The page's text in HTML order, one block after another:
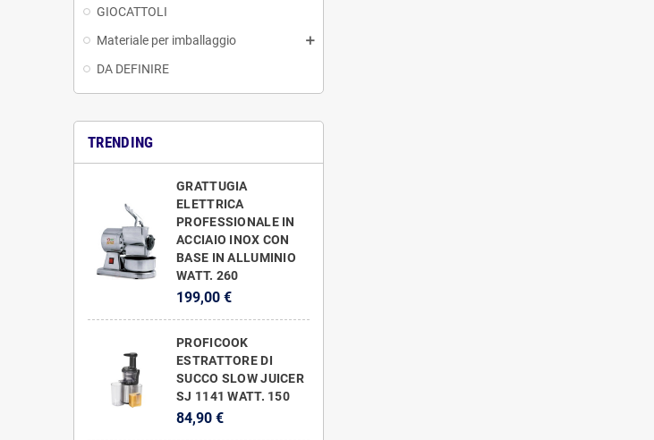
GIOCATTOLI
Materiale per imballaggio
DA DEFINIRE
TRENDING
GRATTUGIA
ELETTRICA
PROFESSIONALE IN
ACCIAIO INOX CON
BASE IN ALLUMINIO
WATT. 260
199,00 €
PROFICOOK
ESTRATTORE DI
SUCCO SLOW JUICER
SJ 1141 WATT. 150
84,90 €